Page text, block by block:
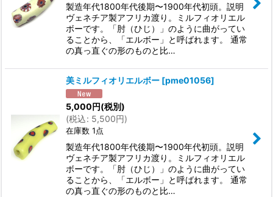
製造年代1800年代後期〜1900年代初頭。説明
ヴェネチア製アフリカ渡り。ミルフィオリエル
ボーです。「肘（ひじ）」のように曲がってい
ることから、「エルボー」と呼ばれます。 通常
の真っ直ぐの形のものと比…
美ミルフィオリエルボー [pme01056]
5,000円(税別)
(税込: 5,500円)
在庫数 1点
製造年代1800年代後期〜1900年代初頭。説明
ヴェネチア製アフリカ渡り。ミルフィオリエル
ボーです。「肘（ひじ）」のように曲がってい
ることから、「エルボー」と呼ばれます。 通常
の真っ直ぐの形のものと比…